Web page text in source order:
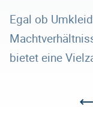
Egal ob
bietet eine